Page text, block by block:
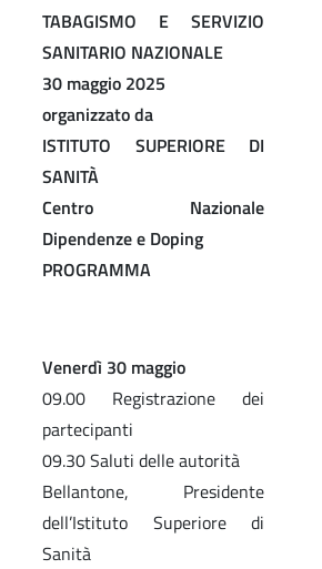
TABAGISMO E SERVIZIO
SANITARIO NAZIONALE
30 maggio 2025
organizzato da
ISTITUTO SUPERIORE DI
SANITÀ
Centro Nazionale
Dipendenze e Doping
PROGRAMMA
Venerdì 30 maggio
09.00 Registrazione dei
partecipanti
09.30 Saluti delle autorità
Bellantone, Presidente
dell’Istituto Superiore di
Sanità